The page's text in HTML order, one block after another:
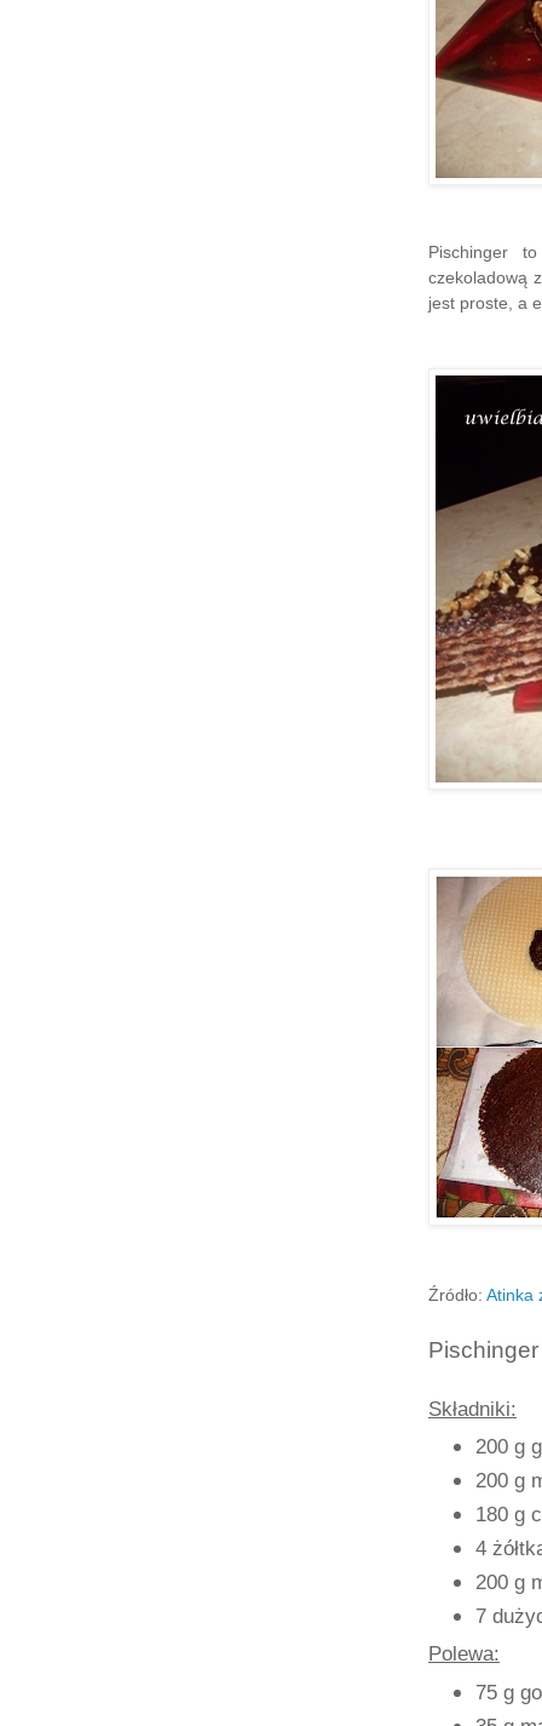
Pischinger
czekoladową
jest proste, a
Źródło: Atinka
Składniki:
200 g
200 g
180 g
4
200 g
7
Polewa:
75 g